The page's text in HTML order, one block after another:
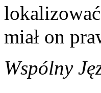
miał on
Wspólny